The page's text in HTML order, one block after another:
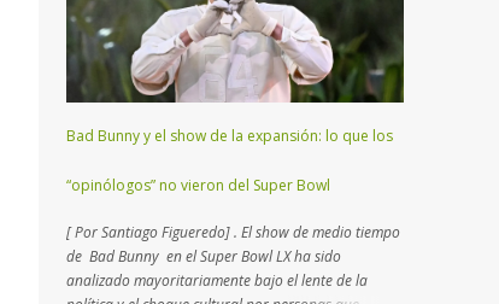
características más atractivas para detallar. Esta
disciplina es un “ ajedrez humano ”, como el que
practicaban los reyes en la edad media con actores
reales en un campo abierto. En lugar de 16 piezas,
el terreno, donde cada uno deberá transitar yardas
balón ovalado. El Super Bowl (o Super Tazón) es la
Bad Bunny y el show de la expansión: lo que los
“opinólogos” no vieron del Super Bowl
[ Por Santiago Figueredo] . El show de medio tiempo
de Bad Bunny en el Super Bowl LX ha sido
analizado mayoritariamente bajo el lente de la